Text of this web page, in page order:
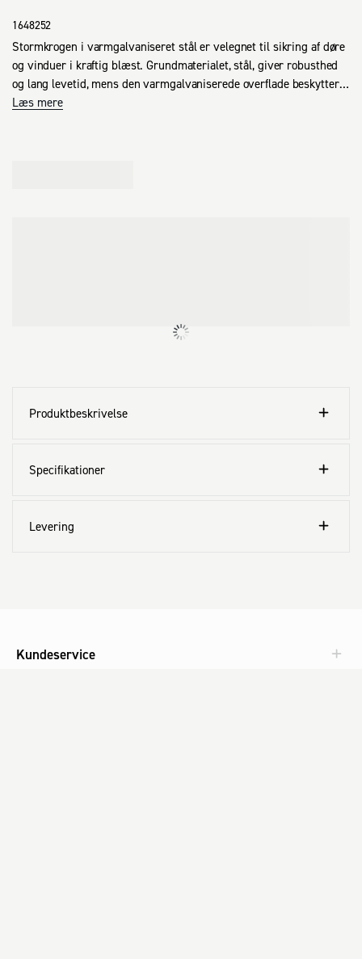
1648252
Stormkrogen i varmgalvaniseret stål er velegnet til sikring af døre
og vinduer i kraftig blæst. Grundmaterialet, stål, giver robusthed
og lang levetid, mens den varmgalvaniserede overflade beskytter
mod korrosion. Denne model er udført i en størrelse, der passer til
Læs mere
Produktbeskrivelse
Specifikationer
Levering
Kundeservice